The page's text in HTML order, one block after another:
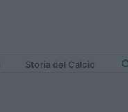
Storia del Calcio